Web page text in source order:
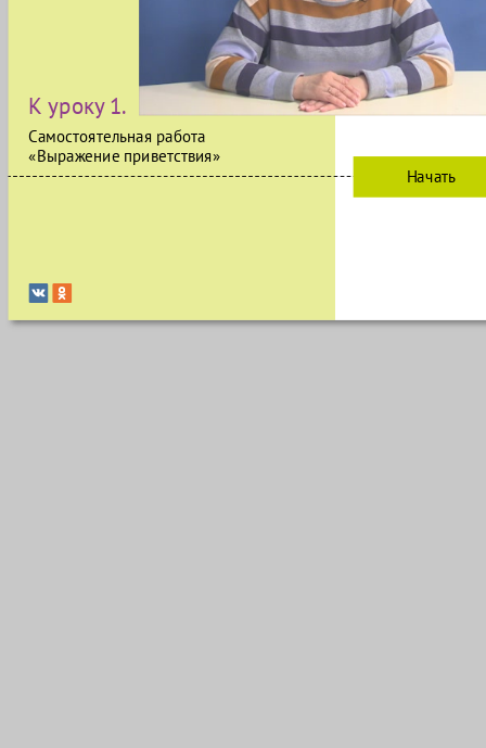
Начать
К уроку 1.
Самостоятельная работа
«Выражение приветствия»